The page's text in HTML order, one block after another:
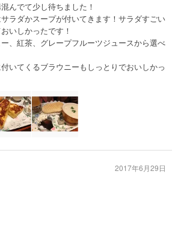
んでて少し待ちました！
ラダかスープが付いてきます！サラダすごい
いしかったです！
、紅茶、グレープフルーツジュースから選べ
いてくるブラウニーもしっとりでおいしかっ
2017年6月29日